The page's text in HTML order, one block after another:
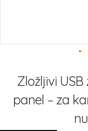
začetekZložljivi
panel – za